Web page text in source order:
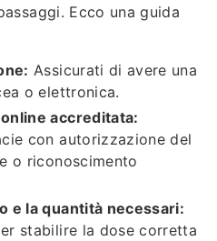
Ecco una guida
Assicurati di avere una
o elettronica.
accreditata:
con autorizzazione del
o riconoscimento
e la quantità necessari:
stabilire la dose corretta